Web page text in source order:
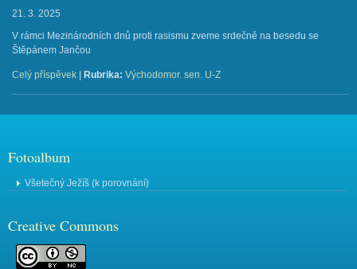
21. 3. 2025
V rámci Mezinárodních dnů proti rasismu zveme srdečně na besedu se
Štěpánem Jančou
Celý příspěvek Rubrika: Východomor. sen. U-Z
Fotoalbum
Všetečný Ježíš (k porovnání)
Creative Commons